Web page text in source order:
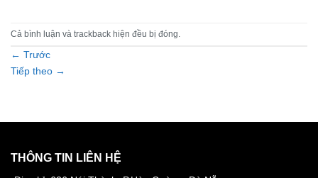
Cả bình luận và trackback hiện đều bị đóng.
← Trước
Tiếp theo →
THÔNG TIN LIÊN HỆ